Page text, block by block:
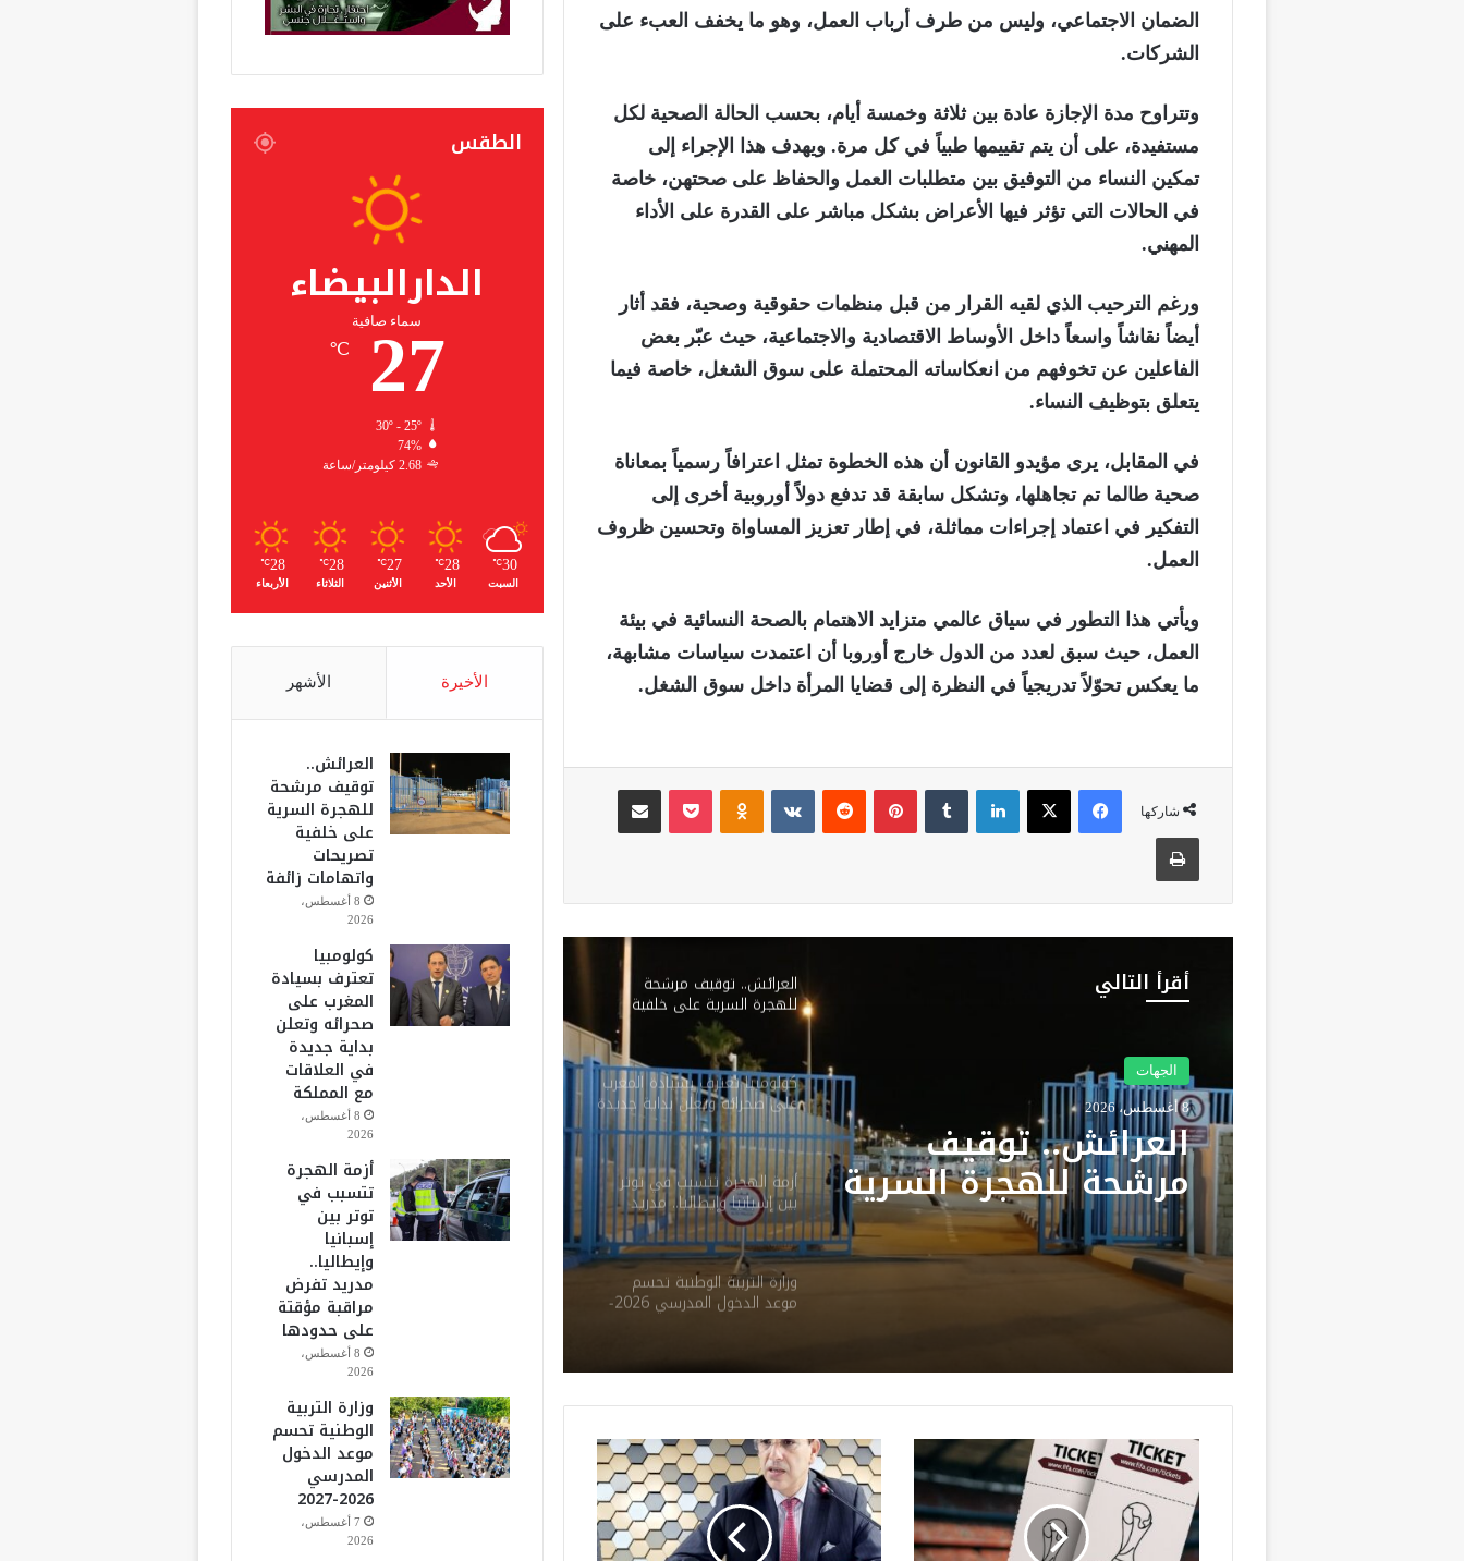
الضمان الاجتماعي، وليس من طرف أرباب العمل، وهو ما يخفف العبء على
الشركات.
وتتراوح مدة الإجازة عادة بين ثلاثة وخمسة أيام، بحسب الحالة الصحية لكل
مستفيدة، على أن يتم تقييمها طبياً في كل مرة. ويهدف هذا الإجراء إلى
تمكين النساء من التوفيق بين متطلبات العمل والحفاظ على صحتهن، خاصة
في الحالات التي تؤثر فيها الأعراض بشكل مباشر على القدرة على الأداء
المهني.
ورغم الترحيب الذي لقيه القرار من قبل منظمات حقوقية وصحية، فقد أثار
أيضاً نقاشاً واسعاً داخل الأوساط الاقتصادية والاجتماعية، حيث عبّر بعض
الفاعلين عن تخوفهم من انعكاساته المحتملة على سوق الشغل، خاصة فيما
يتعلق بتوظيف النساء.
في المقابل، يرى مؤيدو القانون أن هذه الخطوة تمثل اعترافاً رسمياً بمعاناة
صحية طالما تم تجاهلها، وتشكل سابقة قد تدفع دولاً أوروبية أخرى إلى
التفكير في اعتماد إجراءات مماثلة، في إطار تعزيز المساواة وتحسين ظروف
العمل.
ويأتي هذا التطور في سياق عالمي متزايد الاهتمام بالصحة النسائية في بيئة
العمل، حيث سبق لعدد من الدول خارج أوروبا أن اعتمدت سياسات مشابهة،
ما يعكس تحوّلاً تدريجياً في النظرة إلى قضايا المرأة داخل سوق الشغل.
شاركها
فيسبوك ‫X لينكدإن بينتيريست
أقرأ التالي
الجهات
8 أغسطس، 2026
العرائش.. توقيف
مرشحة للهجرة السرية
على خلفية تصريحات
واتهامات زائفة
البلد
8 أغسطس، 2026
كولومبيا تعترف
بسيادة المغرب على
صحرائه وتعلن بداية
جديدة في العلاقات مع
المملكة
العرائش.. توقيف مرشحة
للهجرة السرية على خلفية
تصريحات واتهامات زائفة
كولومبيا تعترف بسيادة المغرب
على صحرائه وتعلن بداية جديدة
في العلاقات مع المملكة
أزمة الهجرة تتسبب في توتر
بين إسبانيا وإيطاليا.. مدريد
تفرض مراقبة مؤقتة على
حدودها
وزارة التربية الوطنية تحسم
موعد الدخول المدرسي 2026-
ف
ا
ت
ئ
ا
س
ة
الطقس
الدارالبيضاء
سماء صافية
27
℃
30º - 25º
74%
2.68 كيلومتر/ساعة
30
℃
السبت
28
℃
الأحد
27
℃
الأثنين
28
℃
الثلاثاء
28
℃
الأربعاء
الأخيرة الأشهر
العرائش..
توقيف مرشحة
للهجرة السرية
على خلفية
تصريحات
واتهامات زائفة
8 أغسطس،
2026
كولومبيا
تعترف بسيادة
المغرب على
صحرائه وتعلن
بداية جديدة
في العلاقات
مع المملكة
8 أغسطس،
2026
أزمة الهجرة
تتسبب في
توتر بين
إسبانيا
وإيطاليا..
مدريد تفرض
مراقبة مؤقتة
على حدودها
8 أغسطس،
2026
وزارة التربية
الوطنية تحسم
موعد الدخول
المدرسي
2026-2027
7 أغسطس،
2026